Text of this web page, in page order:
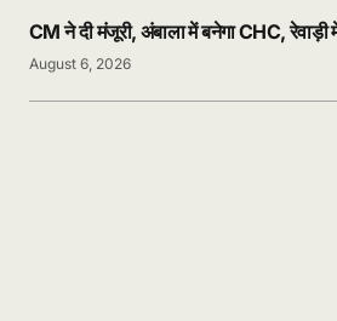
CM ने दी मंजूरी, अंबाला में बनेगा CHC,
August 6, 2026